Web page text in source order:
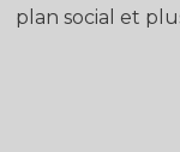
plan social et